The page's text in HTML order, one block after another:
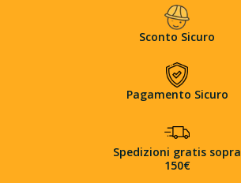
Sconto Sicuro
Pagamento Sicuro
Spedizioni gratis sopra
150€